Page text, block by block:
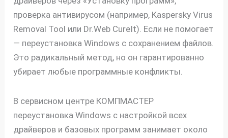
проверка антивирусом (например, Kaspersky Virus
Removal Tool или Dr.Web CureIt). Если не помогает
— переустановка Windows с сохранением файлов.
Это радикальный метод, но он гарантированно
убирает любые программные конфликты.
В сервисном центре КОМПМАСТЕР
переустановка Windows с настройкой всех
драйверов и базовых программ занимает около